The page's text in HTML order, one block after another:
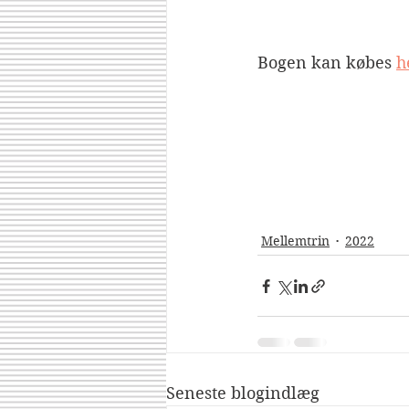
Bogen kan købes
Mellemtrin 2022
Seneste blogindlæg